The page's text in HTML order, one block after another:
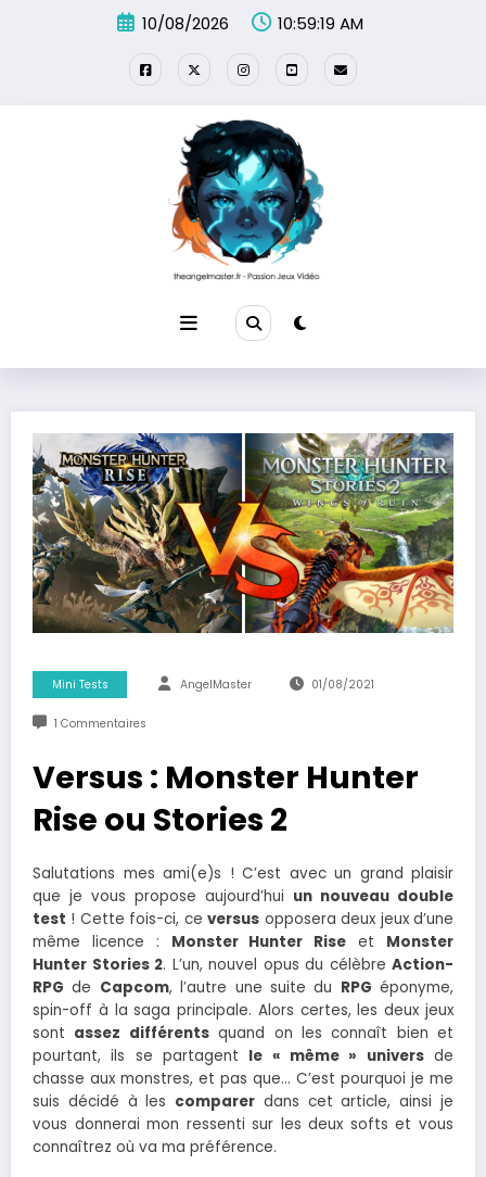
10/08/2026 10:59:21 AM
Mini Tests AngelMaster 01/08/2021
1 Commentaires
Versus : Monster Hunter
Rise ou Stories 2
Salutations mes ami(e)s ! C’est avec un grand plaisir
que je vous propose aujourd’hui un nouveau double
test ! Cette fois-ci, ceversus opposera deux jeux d’une
même licence : Monster Hunter Rise et Monster
Hunter Stories 2. L’un, nouvel opus du célèbre Action-
RPG de Capcom, l’autre une suite du RPG éponyme,
spin-off à la saga principale. Alors certes, les deux jeux
sont assez différentsquand on les connaît bien et
pourtant, ils se partagent le « même » universde
chasse aux monstres, et pas que… C’est pourquoi je me
suis décidé à les comparer dans cet article, ainsi je
vous donnerai mon ressenti sur les deux softs et vous
connaîtrez où va ma préférence.